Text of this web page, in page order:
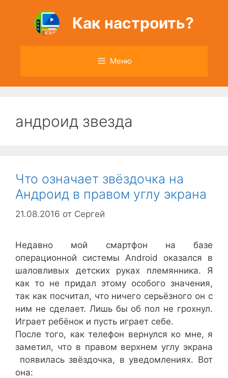
содержимому
Как настроить?
Меню
андроид звезда
Что означает звёздочка на
Андроид в правом углу экрана
21.08.2016 от Сергей
Недавно мой смартфон на базе
операционной системы Android оказался в
шаловливых детских руках племянника. Я
как то не придал этому особого значения,
так как посчитал, что ничего серьёзного он с
ним не сделает. Лишь бы об пол не грохнул.
Играет ребёнок и пусть играет себе.
После того, как телефон вернулся ко мне, я
заметил, что в правом верхнем углу экрана
появилась звёздочка, в уведомлениях. Вот
она: